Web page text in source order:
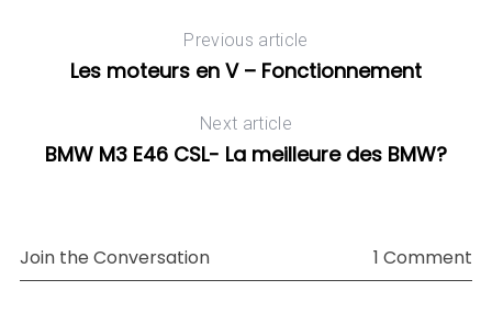
Previous article
Les moteurs en V – Fonctionnement
Next article
BMW M3 E46 CSL- La meilleure des BMW?
Join the Conversation 1 Comment